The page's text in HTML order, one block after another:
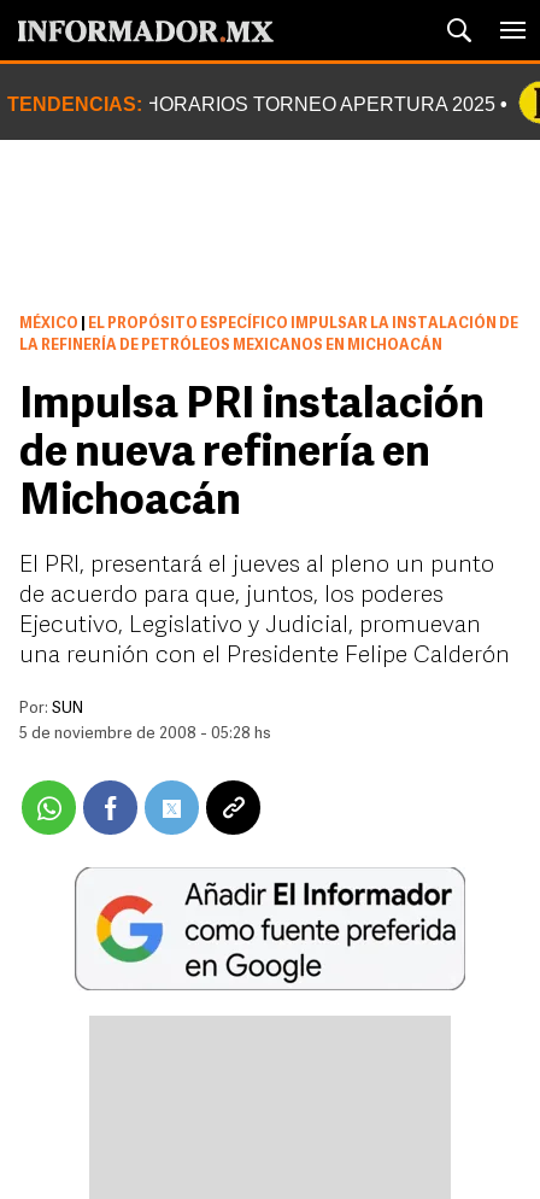
TENDENCIAS: HORARIOS TORNEO APERTURA 2025
MÉXICO
EL PROPÓSITO ESPECÍFICO IMPULSAR LA INSTALACIÓN DE
LA REFINERÍA DE PETRÓLEOS MEXICANOS EN MICHOACÁN
Impulsa PRI instalación
de nueva refinería en
Michoacán
El PRI, presentará el jueves al pleno un punto
de acuerdo para que, juntos, los poderes
Ejecutivo, Legislativo y Judicial, promuevan
una reunión con el Presidente Felipe Calderón
Por: SUN
5 de noviembre de 2008 - 05:28 hs